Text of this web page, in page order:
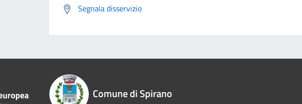
Segnala disservizio
Comune di Spirano